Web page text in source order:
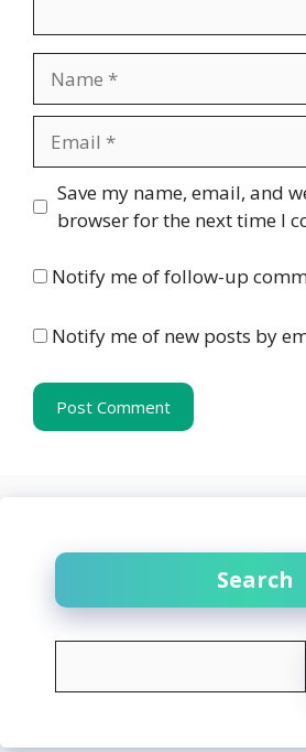
Website
Save my name, email, and
browser for the next time I
Notify me of follow-up
Notify me of new posts by
Search